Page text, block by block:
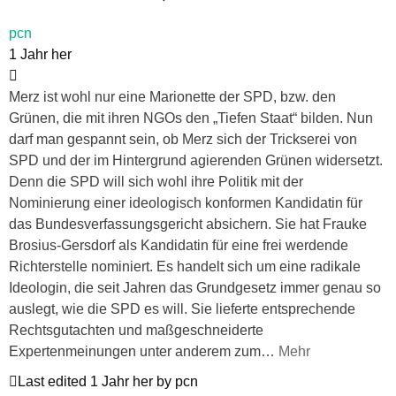
pcn
1 Jahr her
Merz ist wohl nur eine Marionette der SPD, bzw. den
Grünen, die mit ihren NGOs den „Tiefen Staat“ bilden. Nun
darf man gespannt sein, ob Merz sich der Trickserei von
SPD und der im Hintergrund agierenden Grünen widersetzt.
Denn die SPD will sich wohl ihre Politik mit der
Nominierung einer ideologisch konformen Kandidatin für
das Bundesverfassungsgericht absichern. Sie hat Frauke
Brosius-Gersdorf als Kandidatin für eine frei werdende
Richterstelle nominiert. Es handelt sich um eine radikale
Ideologin, die seit Jahren das Grundgesetz immer genau so
auslegt, wie die SPD es will. Sie lieferte entsprechende
Rechtsgutachten und maßgeschneiderte
Expertenmeinungen unter anderem zum… Mehr
Last edited 1 Jahr her by pcn